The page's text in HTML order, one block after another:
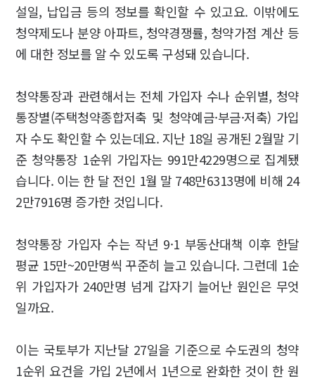
설일, 납입금 등의 정보를 확인할 수 있고요. 이밖에도
청약제도나 분양 아파트, 청약경쟁률, 청약가점 계산 등
에 대한 정보를 알 수 있도록 구성돼 있습니다.
청약통장과 관련해서는 전체 가입자 수나 순위별, 청약
통장별(주택청약종합저축 및 청약예금·부금·저축) 가입
자 수도 확인할 수 있는데요. 지난 18일 공개된 2월말 기
준 청약통장 1순위 가입자는 991만4229명으로 집계됐
습니다. 이는 한 달 전인 1월 말 748만6313명에 비해 24
2만7916명 증가한 것입니다.
청약통장 가입자 수는 작년 9·1 부동산대책 이후 한달
평균 15만~20만명씩 꾸준히 늘고 있습니다. 그런데 1순
위 가입자가 240만명 넘게 갑자기 늘어난 원인은 무엇
일까요.
이는 국토부가 지난달 27일을 기준으로 수도권의 청약
1순위 요건을 가입 2년에서 1년으로 완화한 것이 한 원